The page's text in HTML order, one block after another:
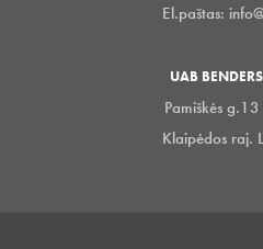
El.paštas:
UAB
Pamiškės
Klaipėdos raj.